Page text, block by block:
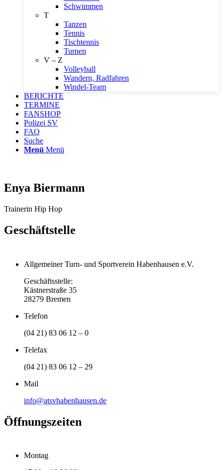
Schwimmen
T
Tanzen
Tennis
Tischtennis
Turnen
V – Z
Volleyball
Wandern, Radfahren
Windel-Team
BERICHTE
TERMINE
FANSHOP
Polizei SV
FAQ
Suche
Menü Menü
Enya Biermann
Trainerin Hip Hop
Geschäftstelle
Allgemeiner Turn- und Sportverein Habenhausen e.V.
Geschäftsstelle:
Kästnerstraße 35
28279 Bremen
Telefon
(04 21) 83 06 12 – 0
Telefax
(04 21) 83 06 12 – 29
Mail
info@atsvhabenhausen.de
Öffnungszeiten
Montag